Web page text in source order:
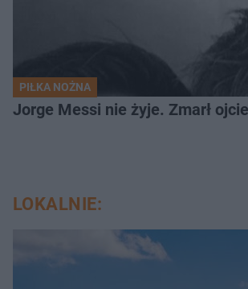
PIŁKA NOŻNA
Jorge Messi nie żyje. Zmarł
LOKALNIE: